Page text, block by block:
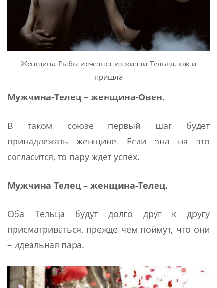
Женщина-Рыбы исчезнет из жизни Тельца, как и
пришла
Мужчина-Телец – женщина-Овен.
В таком союзе первый шаг будет
принадлежать женщине. Если она на это
согласится, то пару ждет успех.
Мужчина Телец – женщина-Телец.
Оба Тельца будут долго друг к другу
присматриваться, прежде чем поймут, что они
– идеальная пара.